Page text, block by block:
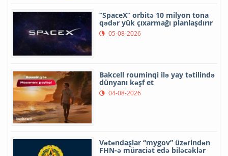
“SpaceX” orbitə 10 milyon tona
qədər yük çıxarmağı planlaşdırır
05-08-2026
Bakcell rouminqi ilə yay tətilində
dünyanı kəşf et
04-08-2026
Vətəndaşlar “mygov” üzərindən
FHN-ə müraciət edə biləcəklər